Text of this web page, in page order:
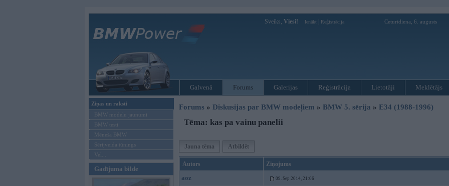
Sveiks, Viesi! Ienākt Reģistrācija Ceturtdiena, 6. augusts
Galvenā Forums Galerijas Reģistrācija Lietotāji Meklētājs
Ziņas un raksti
BMW modeļu jaunumi
BMW testi
Mēneša BMW
Sērijveida tūnings
Vel...
Gadījuma bilde
Forums » Diskusijas par BMW modeļiem » BMW 5. sērija » E34 (1988-1996)
Tēma: kas pa vainu panelii
Jauna tēma Atbildēt
Autors Ziņojums
aoz 09. Sep 2014, 21:06